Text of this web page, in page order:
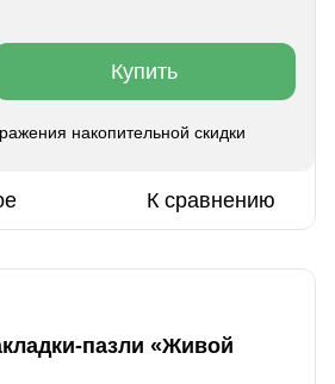
Купить
накопительной скидки
К сравнению
пазли «Живой